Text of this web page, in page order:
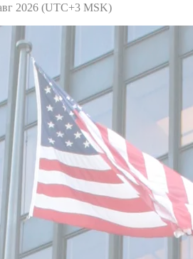
2026 (UTC+3 MSK)